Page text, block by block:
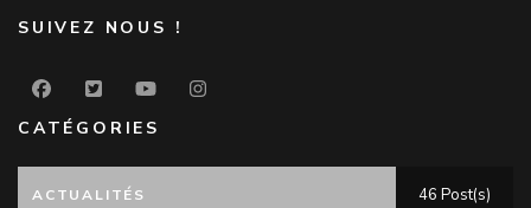
SUIVEZ NOUS !
CATÉGORIES
ACTUALITÉS 46 Post(s)